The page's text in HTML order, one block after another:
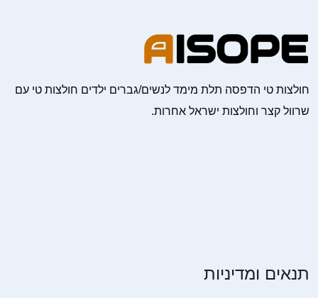
חולצות טי הדפסה תלת מימד לנשים/גברים ילדים חולצות טי עם
שרוול קצר וחולצות ישראל אחרות.
תנאים ומדיניות